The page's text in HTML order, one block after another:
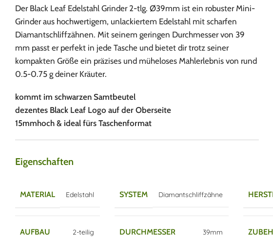
Der Black Leaf Edelstahl Grinder 2-tlg. Ø39mm ist ein robuster Mini-
Grinder aus hochwertigem, unlackiertem Edelstahl mit scharfen
Diamantschliffzähnen. Mit seinem geringen Durchmesser von 39
mm passt er perfekt in jede Tasche und bietet dir trotz seiner
kompakten Größe ein präzises und müheloses Mahlerlebnis von rund
0.5-0.75 g deiner Kräuter.
kommt im schwarzen Samtbeutel
dezentes Black Leaf Logo auf der Oberseite
15mmhoch & ideal fürs Taschenformat
Eigenschaften
MATERIAL Edelstahl SYSTEM Diamantschliffzähne
AUFBAU 2-teilig DURCHMESSER 39mm